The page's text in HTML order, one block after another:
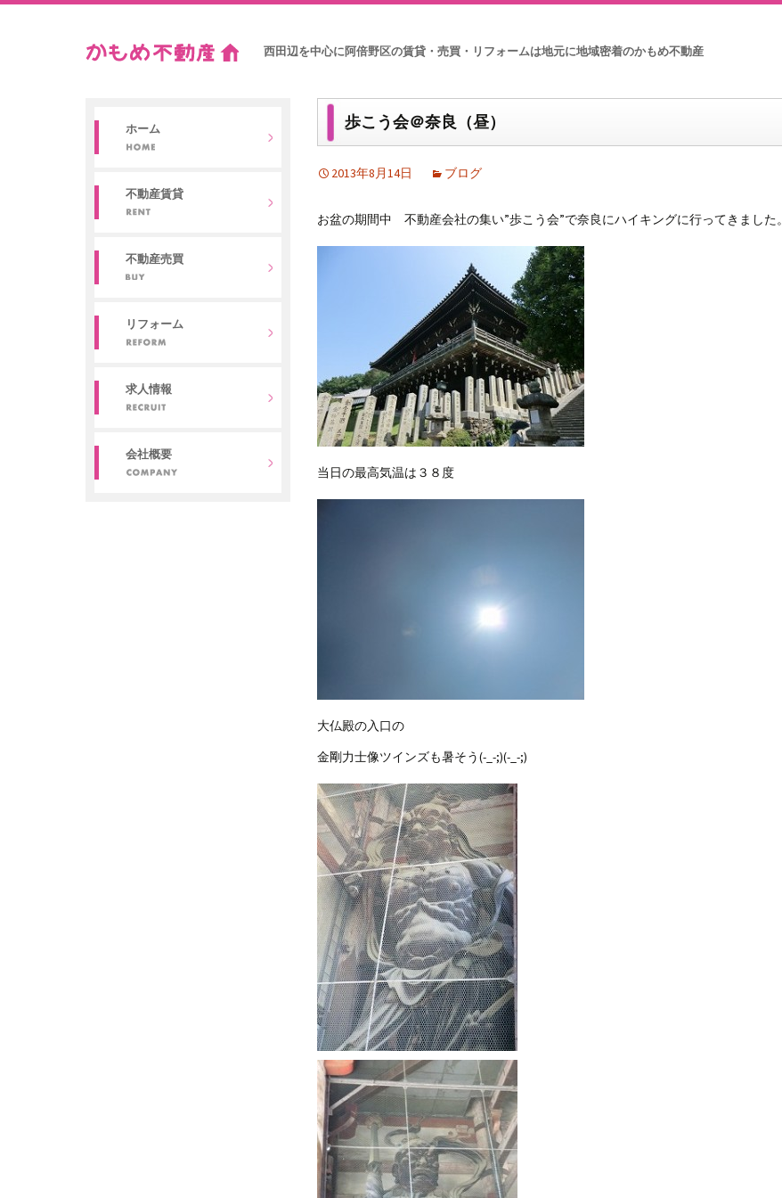
西田辺を中心に阿倍野区の賃貸・売買・リフォームは地元に地域密着のかもめ不動産
ホーム
不動産賃貸
不動産売買
リフォーム
求人情報
会社概要
歩こう会＠奈良（昼）
2013年8月14日 ブログ
お盆の期間中 不動産会社の集い”歩こう会”で奈良にハイキングに行ってきました。
当日の最高気温は３８度
大仏殿の入口の
金剛力士像ツインズも暑そう(-_-;)(-_-;)